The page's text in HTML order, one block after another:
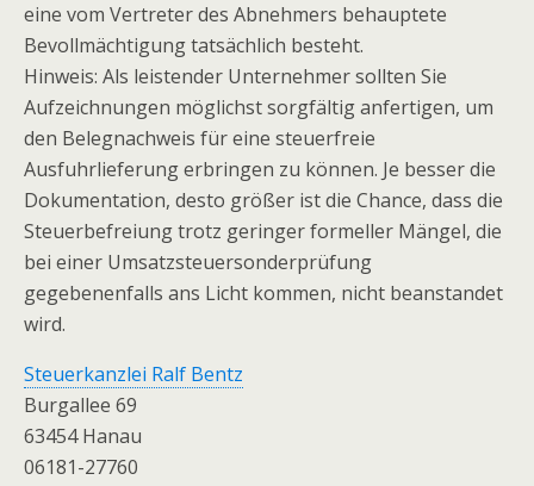
eine vom Vertreter des Abnehmers behauptete
Bevollmächtigung tatsächlich besteht.
Hinweis: Als leistender Unternehmer sollten Sie
Aufzeichnungen möglichst sorgfältig anfertigen, um
den Belegnachweis für eine steuerfreie
Ausfuhrlieferung erbringen zu können. Je besser die
Dokumentation, desto größer ist die Chance, dass die
Steuerbefreiung trotz geringer formeller Mängel, die
bei einer Umsatzsteuersonderprüfung
gegebenenfalls ans Licht kommen, nicht beanstandet
wird.
Steuerkanzlei Ralf Bentz
Burgallee 69
63454 Hanau
06181-27760